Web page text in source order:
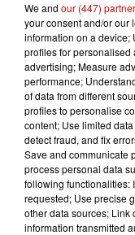
7
We and our (447)
your consent and/or our
information on a device;
profiles for personalised
advertising; Measure
performance;
of data from different
profiles to personalise
content; Use limited
detect fraud, and fix
Save and communicate
process personal data
following functionalities:
requested; Use precise
other data sources; Link
information transmitted